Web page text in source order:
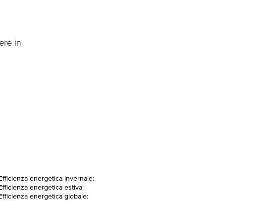
in
Efficienza energetica invernale:
Efficienza energetica estiva:
Efficienza energetica globale: